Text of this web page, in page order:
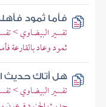
فأما ثمود
تفسير البيضاوي >
ثمود وعاد بالقارعة
هل أتاك حديث
تفسير البيضاوي >